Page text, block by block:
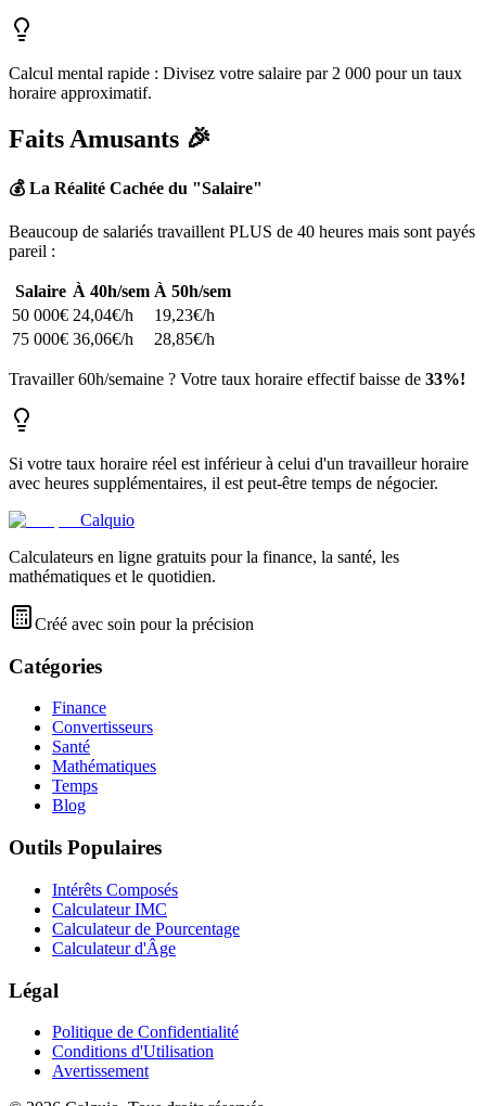
Calcul mental rapide : Divisez votre salaire par 2 000 pour un taux
horaire approximatif.
Faits Amusants 🎉
💰 La Réalité Cachée du "Salaire"
Beaucoup de salariés travaillent PLUS de 40 heures mais sont payés
pareil :
Salaire À 40h/sem À 50h/sem
50 000€ 24,04€/h
19,23€/h
75 000€ 36,06€/h 28,85€/h
Travailler 60h/semaine ? Votre taux horaire effectif baisse de 33%!
Si votre taux horaire réel est inférieur à celui d'un travailleur horaire
avec heures supplémentaires, il est peut-être temps de négocier.
Calquio
Calculateurs en ligne gratuits pour la finance, la santé, les
mathématiques et le quotidien.
Créé avec soin pour la précision
Catégories
Finance
Convertisseurs
Santé
Mathématiques
Temps
Blog
Outils Populaires
Intérêts Composés
Calculateur IMC
Calculateur de Pourcentage
Calculateur d'Âge
Légal
Politique de Confidentialité
Conditions d'Utilisation
Avertissement